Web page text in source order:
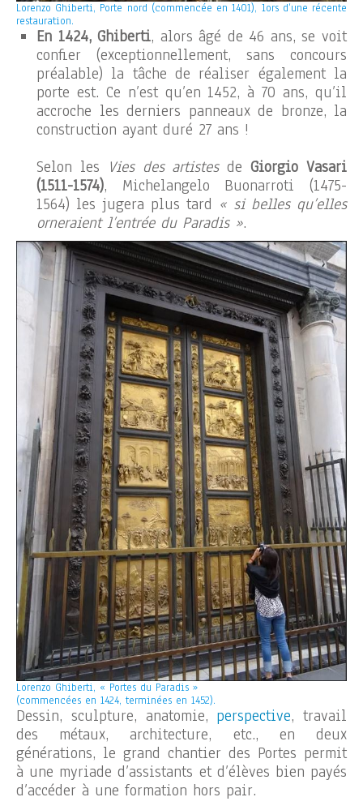
Lorenzo Ghiberti, Porte nord (commencée en 1401), lors d’une récente
restauration.
En 1424, Ghiberti, alors âgé de 46 ans, se voit
confier (exceptionnellement, sans concours
préalable) la tâche de réaliser également la
porte est. Ce n’est qu’en 1452, à 70 ans, qu’il
accroche les derniers panneaux de bronze, la
construction ayant duré 27 ans !
Selon les Vies des artistesdeGiorgio Vasari
(1511-1574), Michelangelo Buonarroti (1475-
1564) les jugera plus tard « si belles qu’elles
orneraient l’entrée du Paradis ».
Lorenzo Ghiberti, « Portes du Paradis »
(commencées en 1424, terminées en 1452).
Dessin, sculpture, anatomie, perspective, travail
des métaux, architecture, etc., en deux
générations, le grand chantier des Portes permit
à une myriade d’assistants et d’élèves bien payés
d’accéder à une formation hors pair.